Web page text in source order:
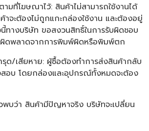
มที่โฆษณาไว้: สินค้าไม่สามารถใช้งานได้
าจะต้องไม่ถูกแกะกล่องใช้งาน และต้องอยู่
างบริษัท ขอสงวนสิทธิ์ในการรับผิดชอบ
ผิดพลาดจากการพิมพ์ผิดหรือพิมพ์ตก
ด/เสียหาย: ผู้ซื้อต้องทำการส่งสินค้ากลับ
สอบ โดยกล่องและอุปกรณ์ทั้งหมดจะต้อง
บว่า สินค้ามีปัญหาจริง บริษัทจะเปลี่ยน